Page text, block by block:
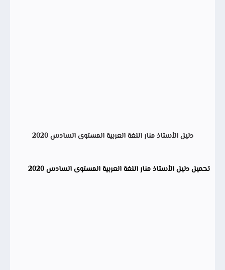
دليل الأستاذ منار اللغة العربية المستوى السادس 2020
تحميلدليل الأستاذ منار اللغة العربية المستوى السادس 2020